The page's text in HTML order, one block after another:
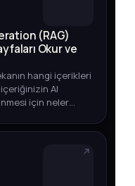
(RAG)
Okur ve
hangi içerikleri
AI
için neler